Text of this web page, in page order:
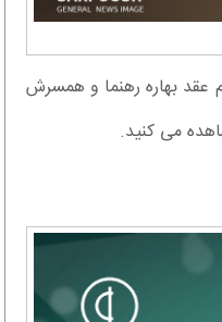
عقد بهاره رهنما و همسرش
می کنید.